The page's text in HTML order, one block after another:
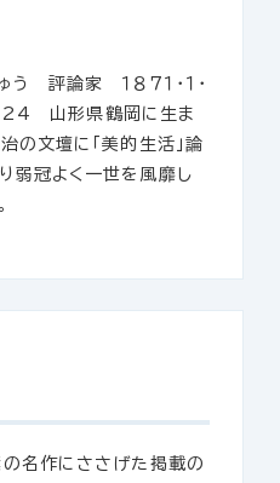
評論家 １８７１・１・
24 山形県鶴岡に生ま
の文壇に「美的生活」論
弱冠よく一世を風靡し
の名作にささげた掲載の